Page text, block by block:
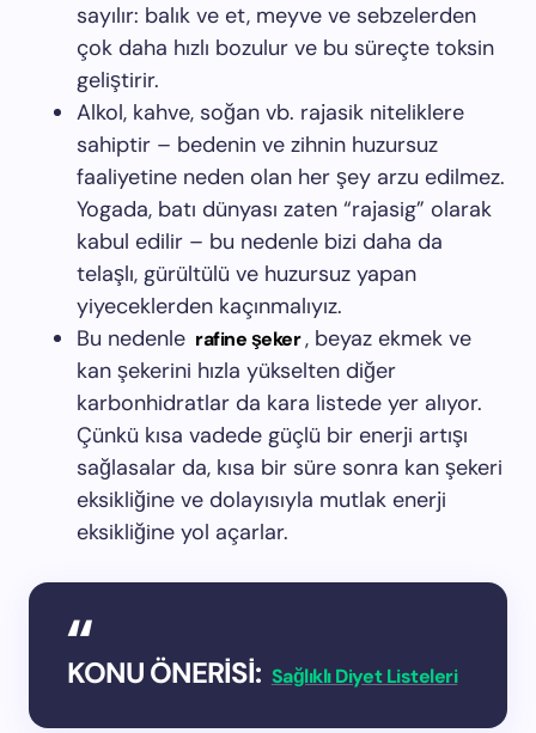
sayılır: balık ve et, meyve ve sebzelerden
çok daha hızlı bozulur ve bu süreçte toksin
geliştirir.
Alkol, kahve, soğan vb. rajasik niteliklere
sahiptir – bedenin ve zihnin huzursuz
faaliyetine neden olan her şey arzu edilmez.
Yogada, batı dünyası zaten “rajasig” olarak
kabul edilir – bu nedenle bizi daha da
telaşlı, gürültülü ve huzursuz yapan
yiyeceklerden kaçınmalıyız.
Bu nedenle rafine şeker, beyaz ekmek ve
kan şekerini hızla yükselten diğer
karbonhidratlar da kara listede yer alıyor.
Çünkü kısa vadede güçlü bir enerji artışı
sağlasalar da, kısa bir süre sonra kan şekeri
eksikliğine ve dolayısıyla mutlak enerji
eksikliğine yol açarlar.
KONU ÖNERİSİ: Sağlıklı Diyet Listeleri